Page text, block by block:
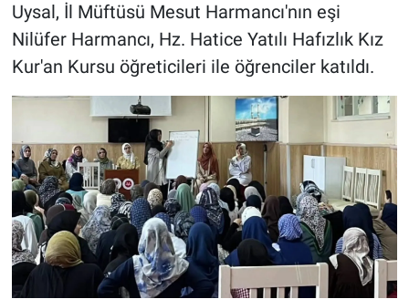
Uysal, İl Müftüsü Mesut Harmancı'nın eşi
Nilüfer Harmancı, Hz. Hatice Yatılı Hafızlık Kız
Kur'an Kursu öğreticileri ile öğrenciler katıldı.